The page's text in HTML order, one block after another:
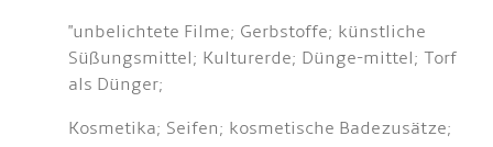
"unbelichtete Filme; Gerbstoffe; künstliche
Süßungsmittel; Kulturerde; Dünge-mittel; Torf
als Dünger;
Kosmetika; Seifen; kosmetische Badezusätze;